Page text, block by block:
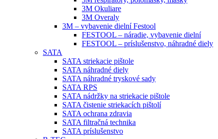
3M Okuliare
3M Overaly
3M – vybavenie dielní Festool
FESTOOL – náradie, vybavenie dielní
FESTOOL – príslušenstvo, náhradné diely
SATA
SATA striekacie pištole
SATA náhradné diely
SATA náhradné tryskové sady
SATA RPS
SATA nádržky na striekacie pištole
SATA čistenie striekacích pištolí
SATA ochrana zdravia
SATA filtračná technika
SATA príslušenstvo